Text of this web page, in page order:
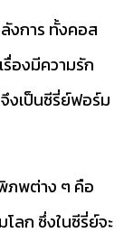
งการ ทั้งคอส
องมีความรัก
งเป็นซีรี่ย์ฟอร์ม
ภพต่าง ๆ คือ
ลก ซึ่งในซีรี่ย์จะ